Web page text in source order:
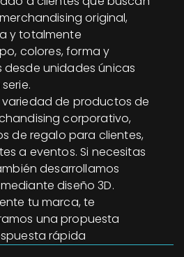
original,
y totalmente
colores, forma y
desde unidades únicas
de productos de
corporativo,
de regalo para clientes,
a eventos. Si necesitas
desarrollamos
diseño 3D.
tu marca, te
una propuesta
rápida